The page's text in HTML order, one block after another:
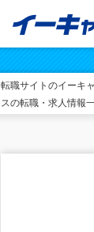
転職サイトのイーキ
スの転職・求人情報